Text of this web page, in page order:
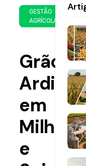
GESTÃO
AGRÍCOLA
de
de
Grãos
em
Milho
e